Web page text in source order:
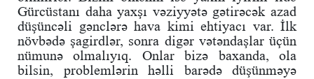
Gürcüstanı daha yaxşı vəziyyətə gətirəcək azad
düşüncəli gənclərə hava kimi ehtiyacı var. İlk
növbədə şagirdlər, sonra digər vətəndaşlar üçün
nümunə olmalıyıq. Onlar bizə baxanda, ola
bilsin, problemlərin həlli barədə düşünməyə